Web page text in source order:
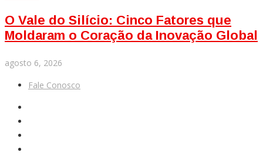
O Vale do Silício: Cinco Fatores que
Moldaram o Coração da Inovação Global
agosto 6, 2026
Fale Conosco